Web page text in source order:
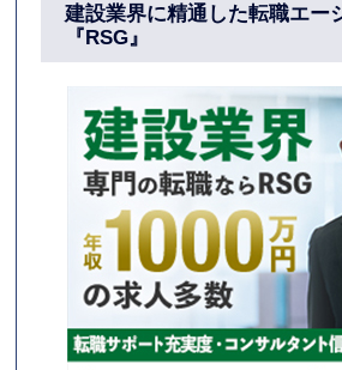
建設業界に精通した転職エー
『RSG』